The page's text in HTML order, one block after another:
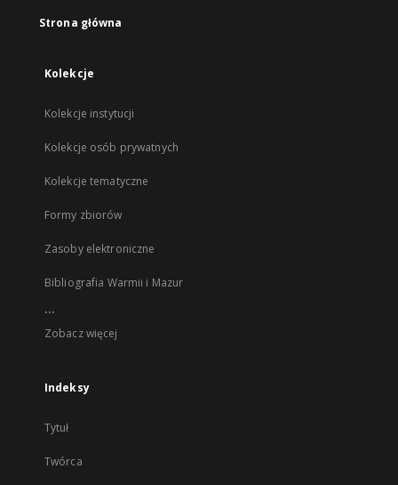
Strona główna
Kolekcje
Kolekcje instytucji
Kolekcje osób prywatnych
Kolekcje tematyczne
Formy zbiorów
Zasoby elektroniczne
Bibliografia Warmii i Mazur
...
Zobacz więcej
Indeksy
Tytuł
Twórca